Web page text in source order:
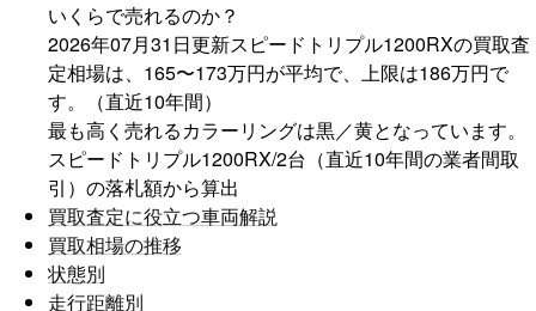
いくらで売れるのか？
2026年07月31日更新スピードトリプル1200RXの買取査
定相場は、 165〜173万円が平均で、上限は186万円で
す。（直近10年間）
最も高く売れるカラーリングは黒／黄となっています。
スピードトリプル1200RX/2台（直近10年間の業者間取
引）の落札額から算出
買取査定に役立つ車両解説
買取相場の推移
状態別
走行距離別